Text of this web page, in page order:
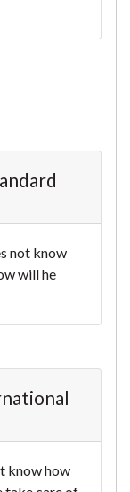
not know
will he
know how